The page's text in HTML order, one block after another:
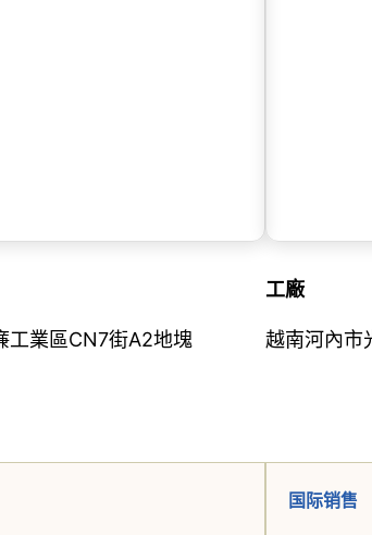
工業區CN7街A2地塊
工廠
越南河內市
国际销售